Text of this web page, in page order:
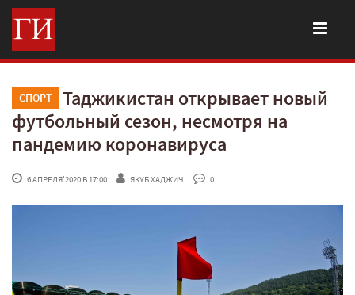
СПОРТ
Таджикистан открывает новый
футбольный сезон, несмотря на
пандемию коронавируса
6 АПРЕЛЯ'2020 В 17:00 ЯКУБ ХАДЖИЧ 0